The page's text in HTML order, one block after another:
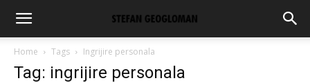
Home Tags Ingrijire personala
Tag: ingrijire personala